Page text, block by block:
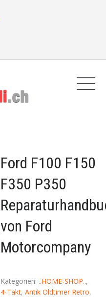
Ford F100 F150
F350 P350
von Ford
Motorcompany
Kategorien:..HOME-SHOP..,
4-Takt,Antik Oldtimer Retro,